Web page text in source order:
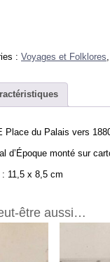
: Voyages et Folklores
Place du Palais vers
d’Époque monté sur
: 11,5 x 8,5 cm
être aussi…